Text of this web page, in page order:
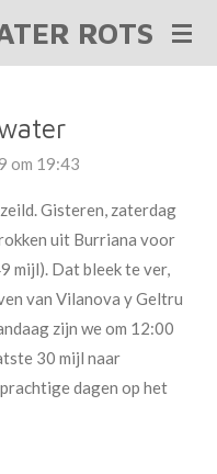
ROTS
om 19:43
Gisteren, zaterdag
uit Burriana voor
mijl). Dat bleek te ver,
van Vilanova y Geltru
zijn we om 12:00
30 mijl naar
dagen op het